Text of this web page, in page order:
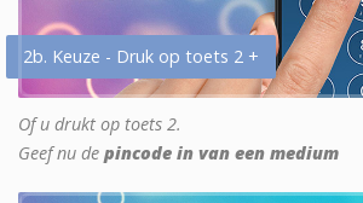
2b. Keuze - Druk op toets 2 +
Of u drukt op toets 2.
Geef nu de pincode in van een medium